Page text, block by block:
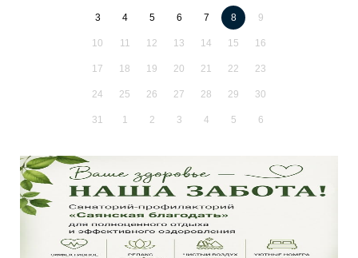
3 4 5 6 7 8 9
10 11 12 13 14 15 16
17 18 19 20 21 22 23
24 25 26 27 28 29 30
31 1 2 3 4 5 6